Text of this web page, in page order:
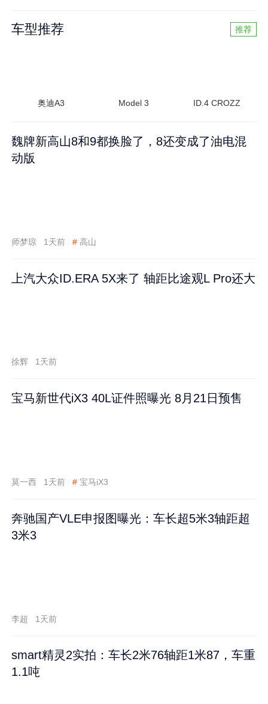
车型推荐 推荐
奥迪A3 Model 3 ID.4 CROZZ
魏牌新高山8和9都换脸了，8还变成了油电混
动版
师梦琼 1天前 # 高山
上汽大众ID.ERA 5X来了 轴距比途观L Pro还大
徐辉 1天前
宝马新世代iX3 40L证件照曝光 8月21日预售
莫一西 1天前 # 宝马iX3
奔驰国产VLE申报图曝光：车长超5米3轴距超
3米3
李超 1天前
smart精灵2实拍：车长2米76轴距1米87，车重
1.1吨